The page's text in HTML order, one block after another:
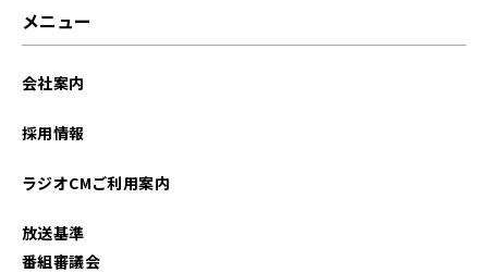
メニュー
会社案内
採用情報
ラジオCMご利用案内
放送基準
番組審議会